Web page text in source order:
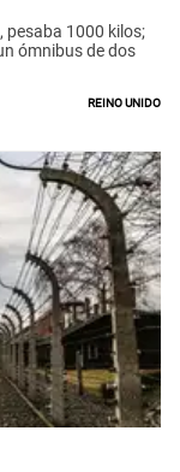
pesaba 1000 kilos;
ómnibus de dos
Reino Unido